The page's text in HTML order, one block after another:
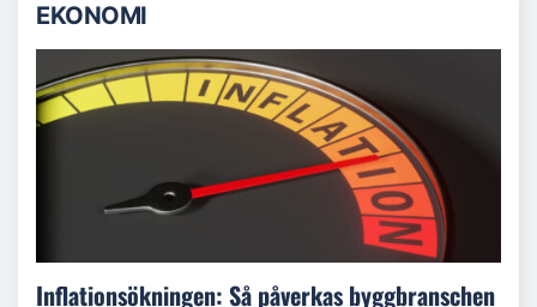
EKONOMI
Inflationsökningen: Så påverkas byggbranschen